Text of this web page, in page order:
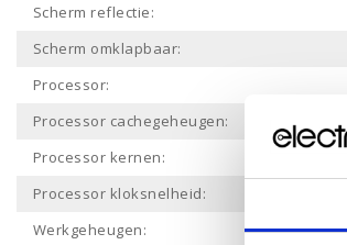
Scherm reflectie:
Scherm omklapbaar:
Processor:
Processor cachegeheugen:
Processor kernen:
Processor kloksnelheid:
Werkgeheugen: